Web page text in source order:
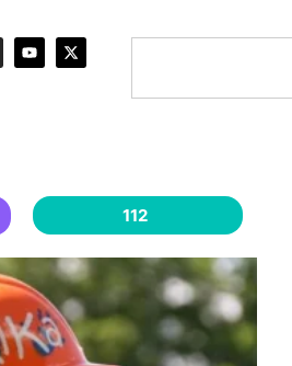
112